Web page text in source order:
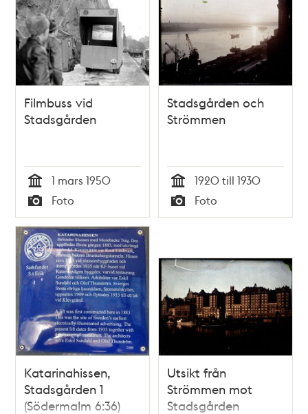
Filmbuss vid
Stadsgården
Tid
1 mars 1950
Typ
Foto
Stadsgården och
Strömmen
Tid
1920 till 1930
Typ
Foto
Katarinahissen,
Stadsgården 1
(Södermalm 6:36)
Utsikt från
Strömmen mot
Stadsgården